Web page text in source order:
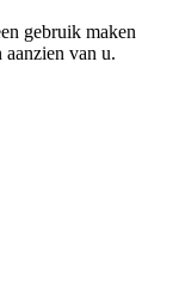
gebruik maken
aanzien van u.